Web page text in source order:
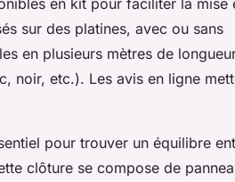
sur des platines, avec ou sans
en plusieurs mètres de
noir, etc.). Les avis en ligne
pour trouver un équilibre
clôture se compose de